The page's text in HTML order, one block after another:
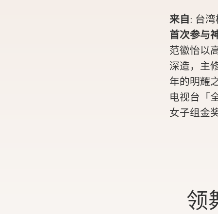
来自: 台
首次参与
范徽怡以
深造，主
年的明耀
电视台「
女子组金奖
领